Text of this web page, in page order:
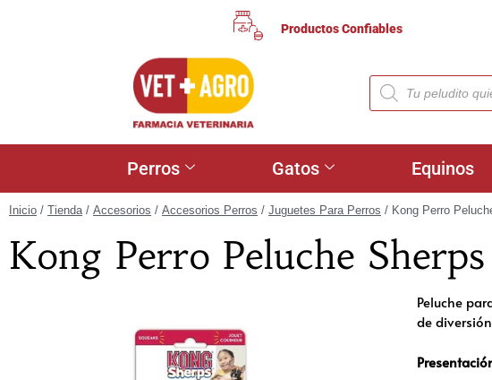
Productos Confiables
Perros Gatos Equinos
Inicio / Tienda/ Accesorios / Accesorios Perros / Juguetes Para Perros / Kong Perro
Kong Perro Peluche Sherps
Peluche
de